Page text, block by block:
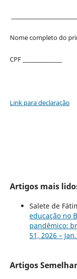
Nome completo do
CPF ________________
Link para declaração
Artigos mais
Salete de
educação no
pandêmico:
51, 2026 –
Artigos